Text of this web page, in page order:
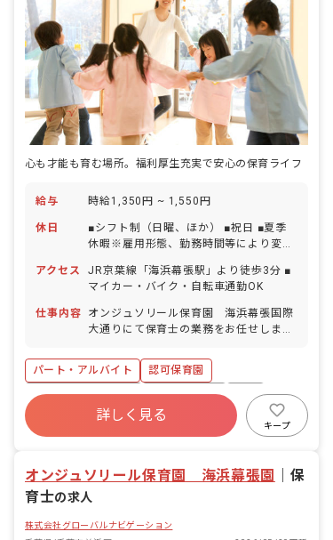
心も才能も育む場所。福利厚生充実で安心の保育ライフ
給与 時給1,350円 ~ 1,550円
休日
■シフト制（日曜、ほか） ■祝日 ■夏季
休暇※雇用形態、勤務時間等により変動
暇（取得率95％／半日単位での取得可／
5日以上の連休相談OK） ■産前産後・育
児休暇（取得率100％・復帰率100％）
■介護・看護休暇 ■バースデー日休暇
アクセス
JR京葉線「海浜幕張駅」より徒歩3分 ■
マイカー・バイク・自転車通勤OK
仕事内容
オンジュソリール保育園 海浜幕張国際
大通りにて保育士の業務をお任せしま
・連絡帳記入 ・保護者対応（アプリ）
※フルタイム勤務の方は担任業務をする
こともあります。
パート・アルバイト
認可保育園
ボーナス・賞与あり
社会保険完備
有給
福利厚生充実
残業少なめ
産休育休制度
詳しく見る
キープ
オンジュソリール保育園 海浜幕張園
保
育士の求人
株式会社グローバルナビゲーション